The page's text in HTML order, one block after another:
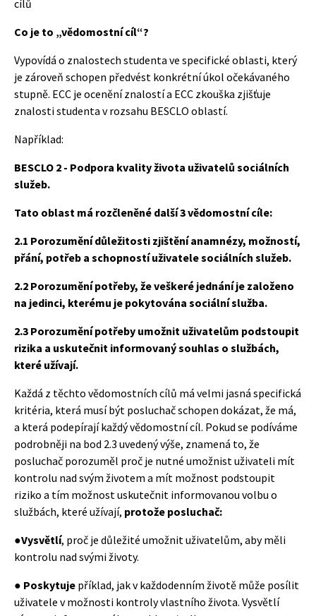
cílů
Co je to „vědomostní cíl“?
Vypovídá o znalostech studenta ve specifické oblasti, který
je zároveň schopen předvést konkrétní úkol očekávaného
stupně. ECC je ocenění znalostí a ECC zkouška zjišťuje
znalosti studenta v rozsahu BESCLO oblastí.
Například:
BESCLO 2 - Podpora kvality života uživatelů sociálních
služeb.
Tato oblast má rozčleněné další 3 vědomostní cíle:
2.1 Porozumění důležitosti zjištění anamnézy, možností,
přání, potřeb a schopností uživatele sociálních služeb.
2.2 Porozumění potřeby, že veškeré jednání je založeno
na jedinci, kterému je pokytována sociální služba.
2.3 Porozumění potřeby umožnit uživatelům podstoupit
rizika a uskutečnit informovaný souhlas o službách,
které užívají.
Každá z těchto vědomostních cílů má velmi jasná specifická
kritéria, která musí být posluchač schopen dokázat, že má,
a která podepírají každý vědomostní cíl. Pokud se podíváme
podrobněji na bod 2.3 uvedený výše, znamená to, že
posluchač porozuměl proč je nutné umožnist uživateli mít
kontrolu nad svým životem a mít možnost podstoupit
riziko a tím možnost uskutečnit informovanou volbu o
službách, které užívají, protože posluchač:
●Vysvětlí, proč je důležité umožnit uživatelům, aby měli
kontrolu nad svými životy.
● Poskytuje příklad, jak v každodenním životě může posílit
uživatele v možnosti kontroly vlastního života. Vysvětlí